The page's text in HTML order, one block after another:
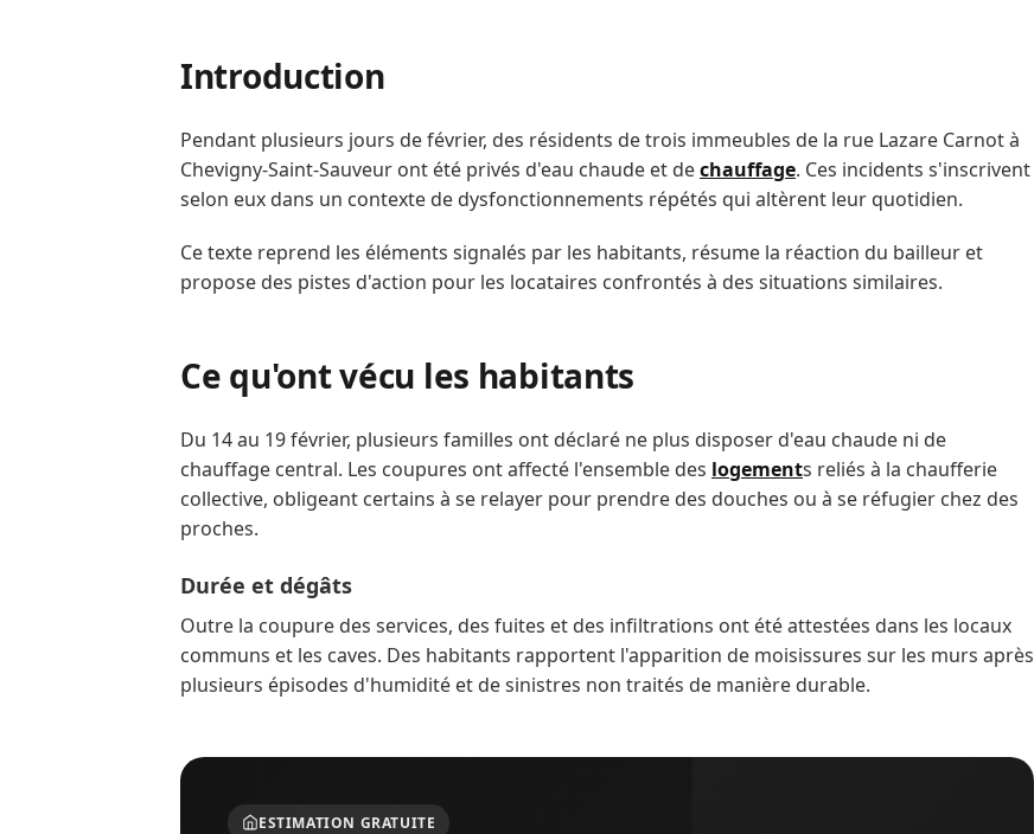
Introduction
Pendant plusieurs jours de février, des résidents de trois immeubles de la rue Lazare Carnot à
Chevigny‑Saint‑Sauveur ont été privés d'eau chaude et dechauffage. Ces incidents s'inscrivent
selon eux dans un contexte de dysfonctionnements répétés qui altèrent leur quotidien.
Ce texte reprend les éléments signalés par les habitants, résume la réaction du bailleur et
propose des pistes d'action pour les locataires confrontés à des situations similaires.
Ce qu'ont vécu les habitants
Du 14 au 19 février, plusieurs familles ont déclaré ne plus disposer d'eau chaude ni de
chauffage central. Les coupures ont affecté l'ensemble des logements reliés à la chaufferie
collective, obligeant certains à se relayer pour prendre des douches ou à se réfugier chez des
proches.
Durée et dégâts
Outre la coupure des services, des fuites et des infiltrations ont été attestées dans les locaux
communs et les caves. Des habitants rapportent l'apparition de moisissures sur les murs après
plusieurs épisodes d'humidité et de sinistres non traités de manière durable.
ESTIMATION GRATUITE